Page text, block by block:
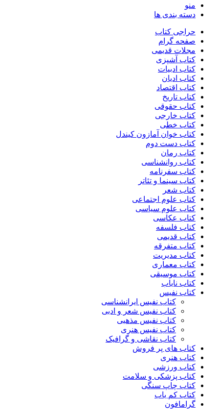
منو
دسته بندی ها
حراجی کتاب
صفحه گرام
مجلات قدیمی
کتاب آشپزی
کتاب ادبیات
کتاب ادیان
کتاب اقتصاد
کتاب تاریخ
کتاب حقوقی
کتاب خارجی
کتاب خطی
کتاب خوان آمازون کیندل
کتاب دست دوم
کتاب رمان
کتاب روانشناسی
کتاب سفرنامه
کتاب سینما و تئاتر
کتاب شعر
کتاب علوم اجتماعی
کتاب علوم سیاسی
کتاب عکاسی
کتاب فلسفه
کتاب قدیمی
کتاب متفرقه
کتاب مدیریت
کتاب معماری
کتاب موسیقی
کتاب نایاب
کتاب نفیس
کتاب نفیس ایرانشناسی
کتاب نفیس شعر و ادبی
کتاب نفیس مذهبی
کتاب نفیس هنری
کتاب نقاشی و گرافیک
کتاب های پر فروش
کتاب هنری
کتاب ورزشی
کتاب پزشکی و سلامت
کتاب چاپ سنگی
کتاب کم یاب
گرامافون